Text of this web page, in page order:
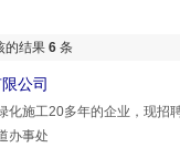
的结果 6 条
公司
化施工20多年的企业，现招
办事处